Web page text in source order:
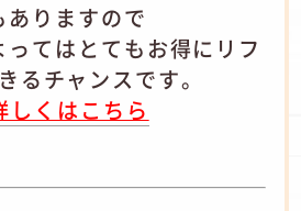
ありますので
てはとてもお得にリフ
るチャンスです。
しくはこちら